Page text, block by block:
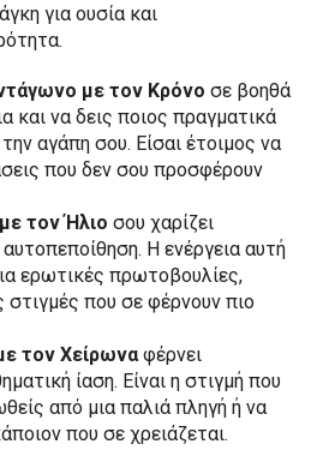
για ουσία και
με τον Κρόνο σε βοηθά
και να δεις ποιος πραγματικά
αγάπη σου. Είσαι έτοιμος να
που δεν σου προσφέρουν
τον Ήλιο σου χαρίζει
Η ενέργεια αυτή
ερωτικές πρωτοβουλίες,
που σε φέρνουν πιο
τον Χείρωναφέρνει
ίαση. Είναι η στιγμή που
από μια παλιά πληγή ή να
που σε χρειάζεται.